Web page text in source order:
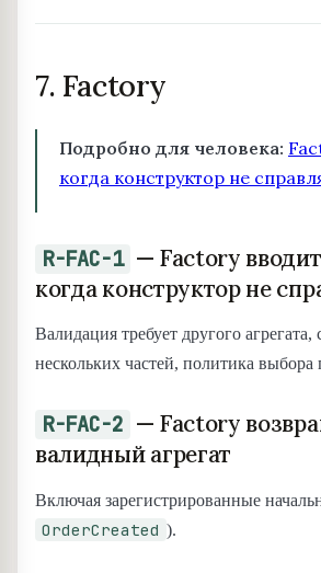
7. Factory
Подробно для человека:
когда конструктор не
R-FAC-1 — Factory
когда конструктор не
Валидация требует другого агрегата,
нескольких частей, политика выбора
R-FAC-2 — Factory
валидный агрегат
Включая зарегистрированные
OrderCreated ).